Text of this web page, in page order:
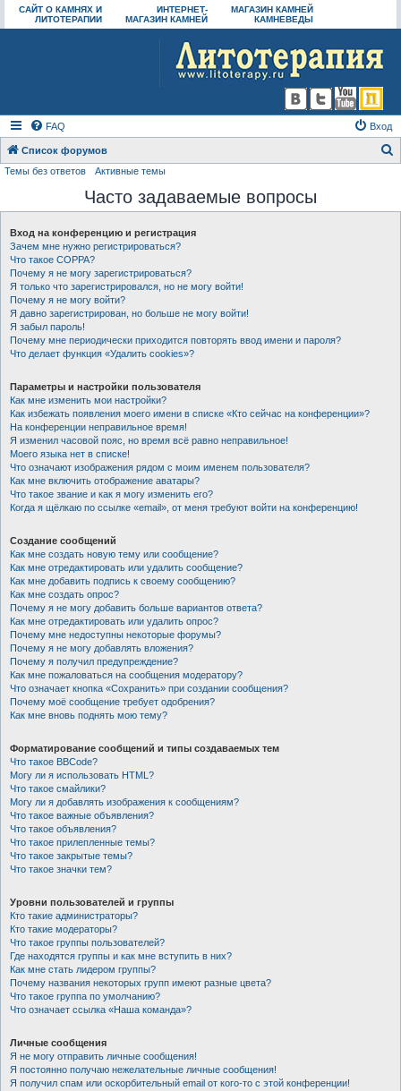
САЙТ О КАМНЯХ И
ЛИТОТЕРАПИИ
ИНТЕРНЕТ-
МАГАЗИН КАМНЕЙ
МАГАЗИН КАМНЕЙ
КАМНЕВЕДЫ
FAQ Вход
Список форумов
с
Темы без ответов Активные темы
Часто задаваемые вопросы
Вход на конференцию и регистрация
Зачем мне нужно регистрироваться?
Что такое COPPA?
Почему я не могу зарегистрироваться?
Я только что зарегистрировался, но не могу войти!
Почему я не могу войти?
Я давно зарегистрирован, но больше не могу войти!
Я забыл пароль!
Почему мне периодически приходится повторять ввод имени и пароля?
Что делает функция «Удалить cookies»?
Параметры и настройки пользователя
Как мне изменить мои настройки?
Как избежать появления моего имени в списке «Кто сейчас на конференции»?
На конференции неправильное время!
Я изменил часовой пояс, но время всё равно неправильное!
Моего языка нет в списке!
Что означают изображения рядом с моим именем пользователя?
Как мне включить отображение аватары?
Что такое звание и как я могу изменить его?
Когда я щёлкаю по ссылке «email», от меня требуют войти на конференцию!
Создание сообщений
Как мне создать новую тему или сообщение?
Как мне отредактировать или удалить сообщение?
Как мне добавить подпись к своему сообщению?
Как мне создать опрос?
Почему я не могу добавить больше вариантов ответа?
Как мне отредактировать или удалить опрос?
Почему мне недоступны некоторые форумы?
Почему я не могу добавлять вложения?
Почему я получил предупреждение?
Как мне пожаловаться на сообщения модератору?
Что означает кнопка «Сохранить» при создании сообщения?
Почему моё сообщение требует одобрения?
Как мне вновь поднять мою тему?
Форматирование сообщений и типы создаваемых тем
Что такое BBCode?
Могу ли я использовать HTML?
Что такое смайлики?
Могу ли я добавлять изображения к сообщениям?
Что такое важные объявления?
Что такое объявления?
Что такое прилепленные темы?
Что такое закрытые темы?
Что такое значки тем?
Уровни пользователей и группы
Кто такие администраторы?
Кто такие модераторы?
Что такое группы пользователей?
Где находятся группы и как мне вступить в них?
Как мне стать лидером группы?
Почему названия некоторых групп имеют разные цвета?
Что такое группа по умолчанию?
Что означает ссылка «Наша команда»?
Личные сообщения
Я не могу отправить личные сообщения!
Я постоянно получаю нежелательные личные сообщения!
Я получил спам или оскорбительный email от кого-то с этой конференции!